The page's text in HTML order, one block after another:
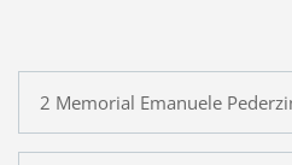
2 Memorial Emanuele